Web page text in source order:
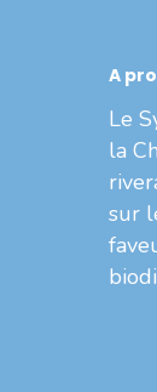
A
Le
la
sur